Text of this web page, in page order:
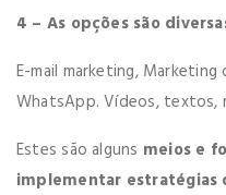
4 – As opções são
E-mail marketing,
WhatsApp. Vídeos, textos,
Estes são alguns meios e
implementar estratégias